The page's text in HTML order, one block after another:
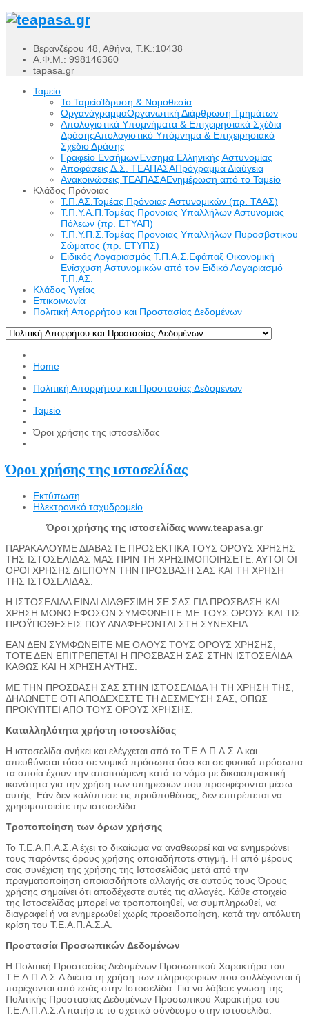
Βερανζέρου 48, Αθήνα, Τ.Κ.:10438
Α.Φ.Μ.: 998146360
tapasa.gr
Ταμείο
Το ΤαμείοΊδρυση & Νομοθεσία
ΟργανόγραμμαΟργανωτική Διάρθρωση Τμημάτων
Απολογιστικά Υπομνήματα & Επιχειρησιακά Σχέδια
ΔράσηςΑπολογιστικό Υπόμνημα & Επιχειρησιακό
Σχέδιο Δράσης
Γραφείο ΕνσήμωνΈνσημα Ελληνικής Αστυνομίας
Αποφάσεις Δ.Σ. ΤΕΑΠΑΣΑΠρόγραμμα Διαύγεια
Ανακοινώσεις ΤΕΑΠΑΣΑΕνημέρωση από το Ταμείο
Κλάδος Πρόνοιας
Τ.Π.ΑΣ.Τομέας Πρόνοιας Αστυνομικών (πρ. ΤΑΑΣ)
Τ.Π.Υ.Α.Π.Τομέας Προνοιας Υπαλλήλων Αστυνομιας
Πόλεων (πρ. ΕΤΥΑΠ)
Τ.Π.Υ.Π.Σ.Τομέας Προνοιας Υπαλλήλων Πυροσβστικου
Σώματος (πρ. ΕΤΥΠΣ)
Ειδικός Λογαριασμός Τ.Π.Α.Σ.Εφάπαξ Οικονομική
Ενίσχυση Αστυνομικών από τον Ειδικό Λογαριασμό
Τ.Π.ΑΣ.
Κλάδος Υγείας
Επικοινωνία
Πολιτική Απορρήτου και Προστασίας Δεδομένων
Home
Πολιτική Απορρήτου και Προστασίας Δεδομένων
Ταμείο
Όροι χρήσης της ιστοσελίδας
Όροι χρήσης της ιστοσελίδας
Εκτύπωση
Ηλεκτρονικό ταχυδρομείο
Όροι χρήσης της ιστοσελίδας www.teapasa.gr
ΠΑΡΑΚΑΛΟΥΜΕ ΔΙΑΒΑΣΤΕ ΠΡΟΣΕΚΤΙΚΑ ΤΟΥΣ ΟΡΟΥΣ ΧΡΗΣΗΣ
ΤΗΣ ΙΣΤΟΣΕΛΙΔΑΣ ΜΑΣ ΠΡΙΝ ΤΗ ΧΡΗΣΙΜΟΠΟΙΗΣΕΤΕ. ΑΥΤΟΙ ΟΙ
ΟΡΟΙ ΧΡΗΣΗΣ ΔΙΕΠΟΥΝ ΤΗΝ ΠΡΟΣΒΑΣΗ ΣΑΣ ΚΑΙ ΤΗ ΧΡΗΣΗ
ΤΗΣ ΙΣΤΟΣΕΛΙΔΑΣ.
Η ΙΣΤΟΣΕΛΙΔΑ ΕΙΝΑΙ ΔΙΑΘΕΣΙΜΗ ΣΕ ΣΑΣ ΓΙΑ ΠΡΟΣΒΑΣΗ ΚΑΙ
ΧΡΗΣΗ ΜΟΝΟ ΕΦΟΣΟΝ ΣΥΜΦΩΝΕΙΤΕ ΜΕ ΤΟΥΣ ΟΡΟΥΣ ΚΑΙ ΤΙΣ
ΠΡΟΫΠΟΘΕΣΕΙΣ ΠΟΥ ΑΝΑΦΕΡΟΝΤΑΙ ΣΤΗ ΣΥΝΕΧΕΙΑ.
ΕΑΝ ΔΕΝ ΣΥΜΦΩΝΕΙΤΕ ΜΕ ΟΛΟΥΣ ΤΟΥΣ ΟΡΟΥΣ ΧΡΗΣΗΣ,
ΤΟΤΕ ΔΕΝ ΕΠΙΤΡΕΠΕΤΑΙ Η ΠΡΟΣΒΑΣΗ ΣΑΣ ΣΤΗΝ ΙΣΤΟΣΕΛΙΔΑ
ΚΑΘΩΣ ΚΑΙ Η ΧΡΗΣΗ ΑΥΤΗΣ.
ΜΕ ΤΗΝ ΠΡΟΣΒΑΣΗ ΣΑΣ ΣΤΗΝ ΙΣΤΟΣΕΛΙΔΑ Ή ΤΗ ΧΡΗΣΗ ΤΗΣ,
ΔΗΛΩΝΕΤΕ ΟΤΙ ΑΠΟΔΕΧΕΣΤΕ ΤΗ ΔΕΣΜΕΥΣΗ ΣΑΣ, ΟΠΩΣ
ΠΡΟΚΥΠΤΕΙ ΑΠΟ ΤΟΥΣ ΟΡΟΥΣ ΧΡΗΣΗΣ.
Καταλληλότητα χρήστη ιστοσελίδας
Η ιστοσελίδα ανήκει και ελέγχεται από το Τ.Ε.Α.Π.Α.Σ.Α και
απευθύνεται τόσο σε νομικά πρόσωπα όσο και σε φυσικά πρόσωπα
τα οποία έχουν την απαιτούμενη κατά το νόμο με δικαιοπρακτική
ικανότητα για την χρήση των υπηρεσιών που προσφέρονται μέσω
αυτής. Εάν δεν καλύπτετε τις προϋποθέσεις, δεν επιτρέπεται να
χρησιμοποιείτε την ιστοσελίδα.
Τροποποίηση των όρων χρήσης
Το Τ.Ε.Α.Π.Α.Σ.Α έχει το δικαίωμα να αναθεωρεί και να ενημερώνει
τους παρόντες όρους χρήσης οποιαδήποτε στιγμή. Η από μέρους
σας συνέχιση της χρήσης της Ιστοσελίδας μετά από την
πραγματοποίηση οποιασδήποτε αλλαγής σε αυτούς τους Όρους
χρήσης σημαίνει ότι αποδέχεστε αυτές τις αλλαγές. Κάθε στοιχείο
της Ιστοσελίδας μπορεί να τροποποιηθεί, να συμπληρωθεί, να
διαγραφεί ή να ενημερωθεί χωρίς προειδοποίηση, κατά την απόλυτη
κρίση του Τ.Ε.Α.Π.Α.Σ.Α.
Προστασία Προσωπικών Δεδομένων
Η Πολιτική Προστασίας Δεδομένων Προσωπικού Χαρακτήρα του
Τ.Ε.Α.Π.Α.Σ.Α διέπει τη χρήση των πληροφοριών που συλλέγονται ή
παρέχονται από εσάς στην Ιστοσελίδα. Για να λάβετε γνώση της
Πολιτικής Προστασίας Δεδομένων Προσωπικού Χαρακτήρα του
Τ.Ε.Α.Π.Α.Σ.Α πατήστε το σχετικό σύνδεσμο στην ιστοσελίδα.